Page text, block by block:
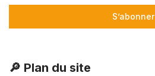
S’abonner
🔎 Plan du site